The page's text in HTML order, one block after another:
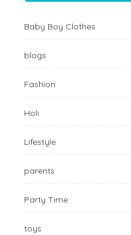
Baby Boy Clothes
blogs
Fashion
Holi
Lifestyle
parents
Party Time
toys